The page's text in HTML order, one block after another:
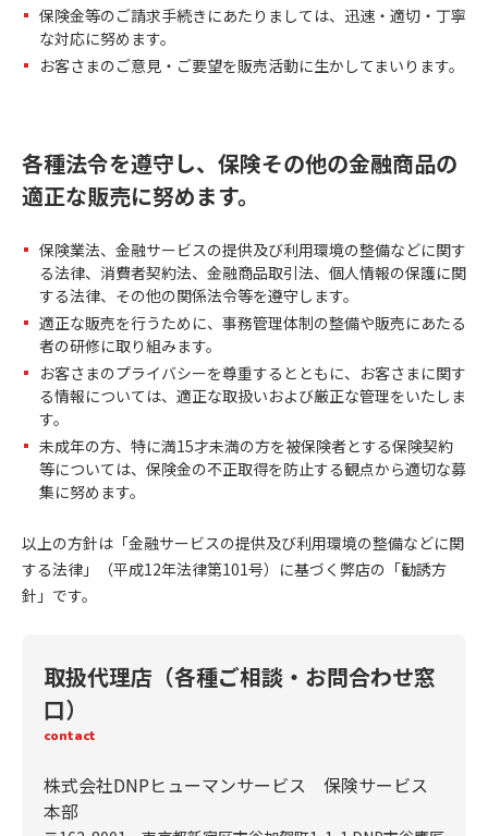
保険金等のご請求手続きにあたりましては、迅速・適切・丁寧
な対応に努めます。
お客さまのご意見・ご要望を販売活動に生かしてまいります。
各種法令を遵守し、保険その他の金融商品の
適正な販売に努めます。
保険業法、金融サービスの提供及び利用環境の整備などに関す
る法律、消費者契約法、金融商品取引法、個人情報の保護に関
する法律、その他の関係法令等を遵守します。
適正な販売を行うために、事務管理体制の整備や販売にあたる
者の研修に取り組みます。
お客さまのプライバシーを尊重するとともに、お客さまに関す
る情報については、適正な取扱いおよび厳正な管理をいたしま
す。
未成年の方、特に満15才未満の方を被保険者とする保険契約
等については、保険金の不正取得を防止する観点から適切な募
集に努めます。
以上の方針は「金融サービスの提供及び利用環境の整備などに関
する法律」（平成12年法律第101号）に基づく弊店の「勧誘方
針」です。
取扱代理店（各種ご相談・お問合わせ窓
口）
contact
株式会社DNPヒューマンサービス 保険サービス
本部